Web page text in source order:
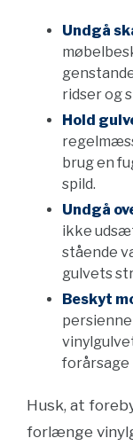
Undgå
ridser og
Hold
brug en
spild.
Undgå
ikke
stående
gulvets
Beskyt
forårsage
Husk, at
forlænge